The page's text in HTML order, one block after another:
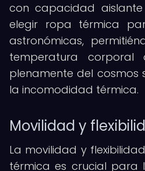
con capacidad
elegir ropa térmica
astronómicas,
temperatura
plenamente del cosmos
la incomodidad térmica.
Movilidad y
La movilidad y
térmica es crucial para